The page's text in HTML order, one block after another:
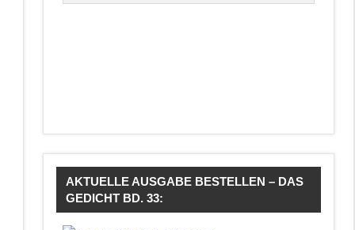
AKTUELLE AUSGABE BESTELLEN – DAS
GEDICHT BD. 33: